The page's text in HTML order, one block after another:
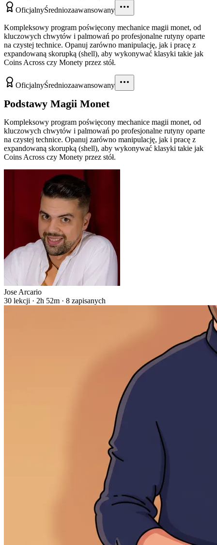
OficjalnyŚredniozaawansowany
Kompleksowy program poświęcony mechanice magii monet, od
kluczowych chwytów i palmowań po profesjonalne rutyny oparte
na czystej technice. Opanuj zarówno manipulację, jak i pracę z
expandowaną skorupką (shell), aby wykonywać klasyki takie jak
Coins Across czy Monety przez stół.
OficjalnyŚredniozaawansowany
Podstawy Magii Monet
Kompleksowy program poświęcony mechanice magii monet, od
kluczowych chwytów i palmowań po profesjonalne rutyny oparte
na czystej technice. Opanuj zarówno manipulację, jak i pracę z
expandowaną skorupką (shell), aby wykonywać klasyki takie jak
Coins Across czy Monety przez stół.
Jose Arcario
30 lekcji · 2h 52m · 8 zapisanych